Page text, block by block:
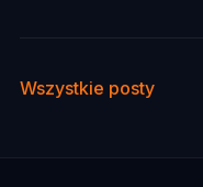
Wszystkie posty